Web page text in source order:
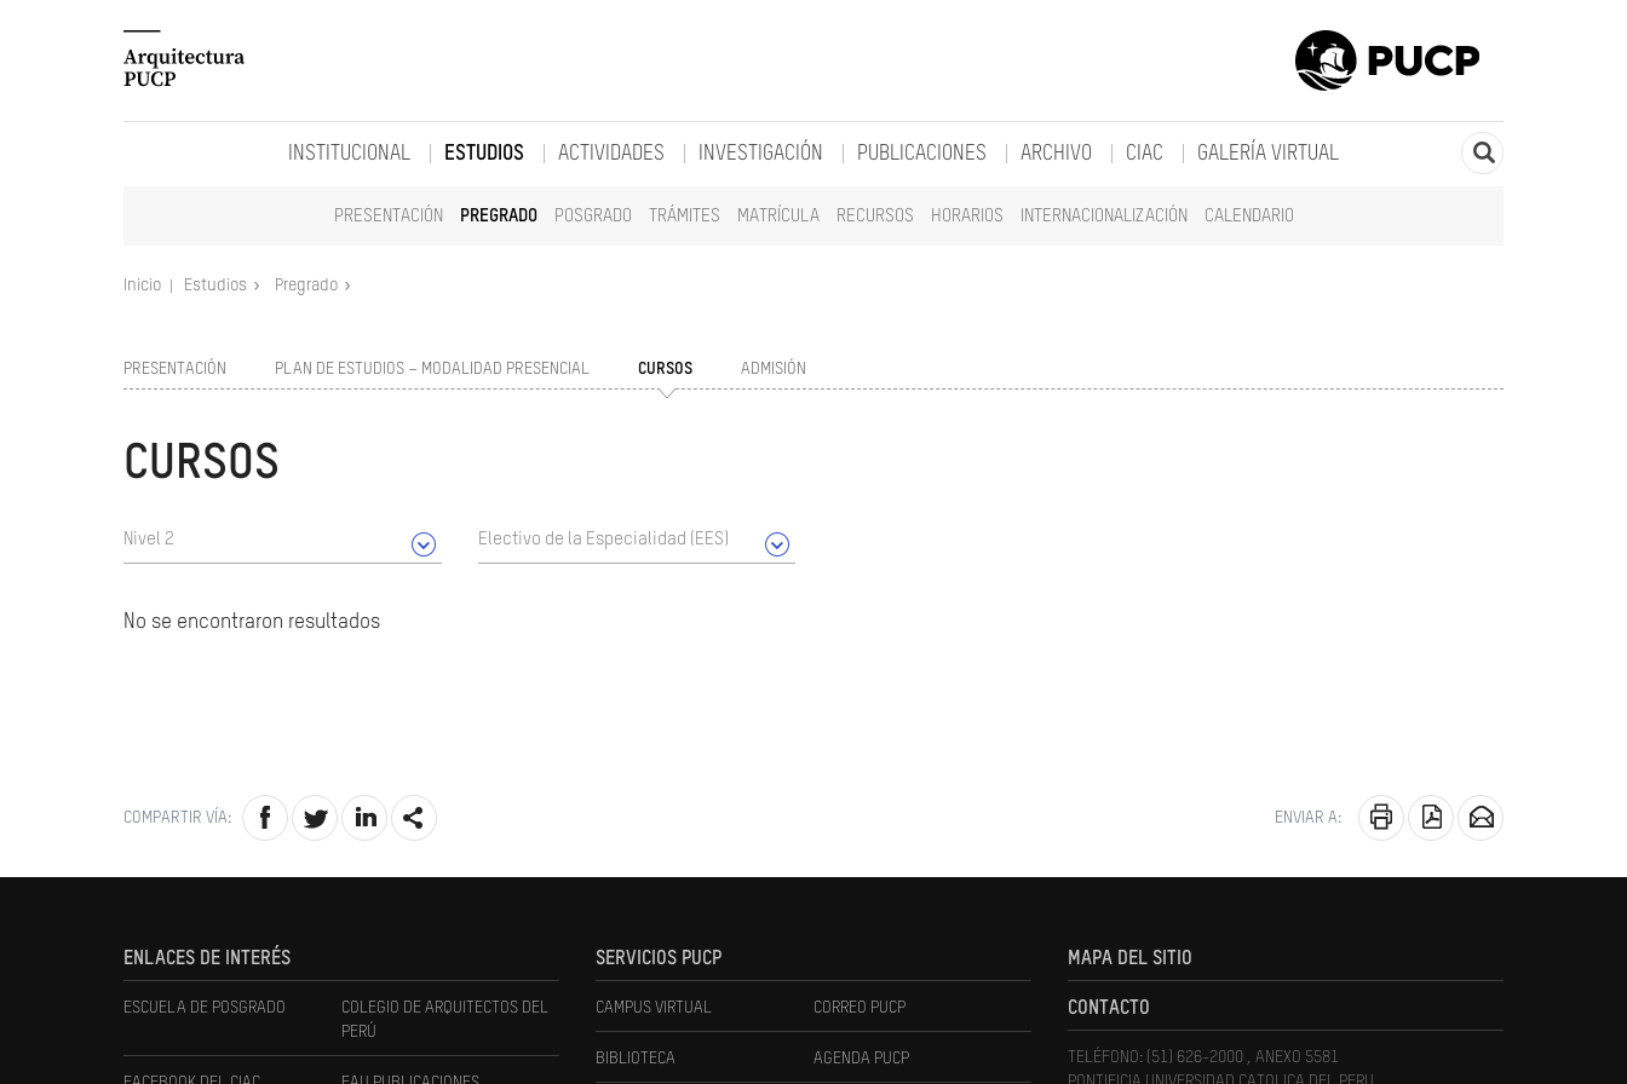
INSTITUCIONAL ESTUDIOS
PRESENTACIÓN PREGRADO POSGRADO TRÁMITES MATRÍCULA RECURSOS HORARIOS INTERNACIONALIZACIÓN CALENDARIO
ACTIVIDADES INVESTIGACIÓN PUBLICACIONES ARCHIVO CIAC GALERÍA VIRTUAL
Inicio Estudios Pregrado
PRESENTACIÓN PLAN DE ESTUDIOS – MODALIDAD PRESENCIAL CURSOS ADMISIÓN
CURSOS
Nivel 2 Electivo de la Especialidad (EES)
No se encontraron resultados
COMPARTIR VÍA: ENVIAR A:
ENLACES DE INTERÉS
ESCUELA DE POSGRADO
COLEGIO DE ARQUITECTOS DEL
PERÚ
SERVICIOS PUCP
CAMPUS VIRTUAL CORREO PUCP
BIBLIOTECA AGENDA PUCP
MAPA DEL SITIO
CONTACTO
TELÉFONO: (51) 626-2000 , ANEXO 5581